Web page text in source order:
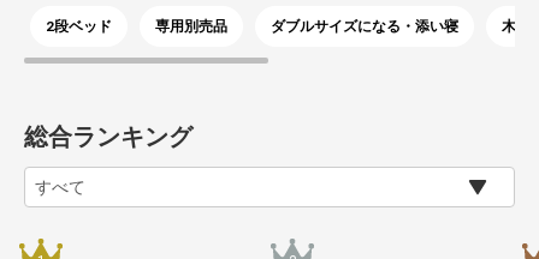
2段ベッド 専用別売品 ダブルサイズになる・添い寝 木製
総合ランキング